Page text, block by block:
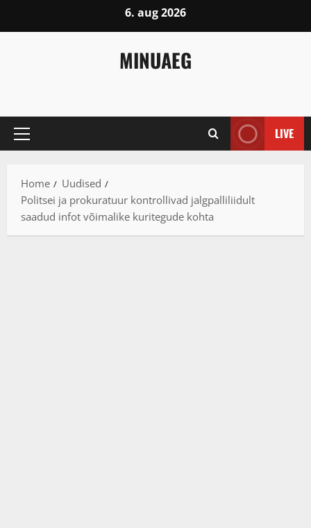
6. aug 2026
MINUAEG
Primary
LIVE
Home
Uudised
Politsei ja prokuratuur kontrollivad jalgpalliliidult
saadud infot võimalike kuritegude kohta